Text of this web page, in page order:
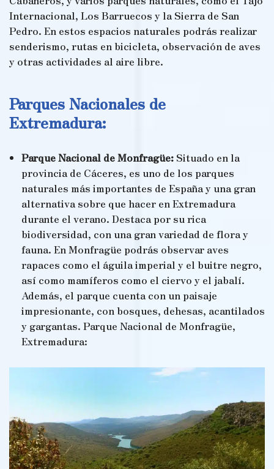
Internacional, Los Barruecos y la Sierra de San
Pedro. En estos espacios naturales podrás realizar
senderismo, rutas en bicicleta, observación de aves
y otras actividades al aire libre.
Parques Nacionales de
Extremadura:
Parque Nacional de Monfragüe: Situado en la
provincia de Cáceres, es uno de los parques
naturales más importantes de España y una gran
alternativa sobre que hacer en Extremadura
durante el verano. Destaca por su rica
biodiversidad, con una gran variedad de flora y
fauna. En Monfragüe podrás observar aves
rapaces como el águila imperial y el buitre negro,
así como mamíferos como el ciervo y el jabalí.
Además, el parque cuenta con un paisaje
impresionante, con bosques, dehesas, acantilados
y gargantas. Parque Nacional de Monfragüe,
Extremadura: